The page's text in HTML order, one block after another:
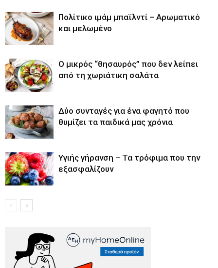
Πολίτικο ιμάμ μπαϊλντί – Αρωματικό
και μελωμένο
O μικρός “θησαυρός” που δεν λείπει
από τη χωριάτικη σαλάτα
Δύο συνταγές για ένα φαγητό που
θυμίζει τα παιδικά μας χρόνια
Υγιής γήρανση – Τα τρόφιμα που την
εξασφαλίζουν